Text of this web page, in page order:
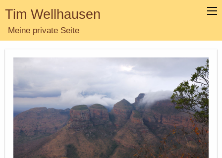
Tim Wellhausen
Meine private Seite